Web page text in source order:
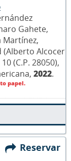
Gahete,
Martínez,
(Alberto Alcocer
(C.P. 28050),
2022.
papel.
Reservar